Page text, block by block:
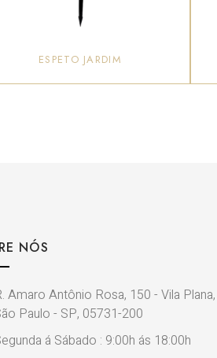
ESPETO JARDIM
NÓS
Amaro Antônio Rosa, 150 - Vila Plana,
Paulo - SP, 05731-200
á Sábado : 9:00h ás 18:00h